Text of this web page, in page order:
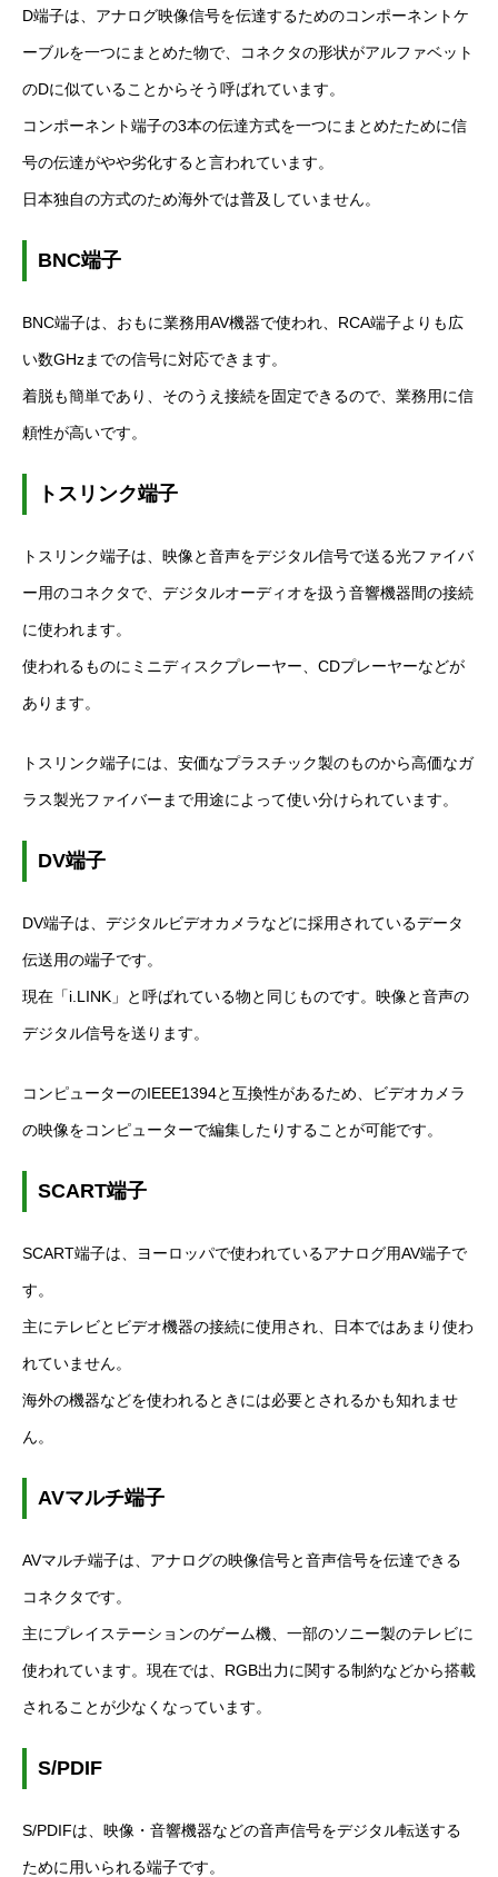
D端子は、アナログ映像信号を伝達するためのコンポーネントケ
ーブルを一つにまとめた物で、コネクタの形状がアルファベット
のDに似ていることからそう呼ばれています。
コンポーネント端子の3本の伝達方式を一つにまとめたために信
号の伝達がやや劣化すると言われています。
日本独自の方式のため海外では普及していません。
BNC端子
BNC端子は、おもに業務用AV機器で使われ、 RCA端子よりも広
い数GHzまでの信号に対応できます。
着脱も簡単であり、そのうえ接続を固定できるので、業務用に信
頼性が高いです。
トスリンク端子
トスリンク端子は、映像と音声をデジタル信号で送る光ファイバ
ー用のコネクタで、デジタルオーディオを扱う音響機器間の接続
に使われます。
使われるものにミニディスクプレーヤー、 CDプレーヤーなどが
あります。
トスリンク端子には、安価なプラスチック製のものから高価なガ
ラス製光ファイバーまで用途によって使い分けられています。
DV端子
DV端子は、デジタルビデオカメラなどに採用されているデータ
伝送用の端子です。
現在「i.LINK 」と呼ばれている物と同じものです。映像と音声の
デジタル信号を送ります。
コンピューターのIEEE1394と互換性があるため、ビデオカメラ
の映像をコンピューターで編集したりすることが可能です。
SCART端子
SCART端子は、ヨーロッパで使われているアナログ用AV端子で
す。
主にテレビとビデオ機器の接続に使用され、日本ではあまり使わ
れていません。
海外の機器などを使われるときには必要とされるかも知れませ
ん。
AVマルチ端子
AVマルチ端子は、アナログの映像信号と音声信号を伝達できる
コネクタです。
主にプレイステーションのゲーム機、一部のソニー製のテレビに
使われています。現在では、 RGB出力に関する制約などから搭載
されることが少なくなっています。
S/PDIF
S/PDIFは、映像・音響機器などの音声信号をデジタル転送する
ために用いられる端子です。